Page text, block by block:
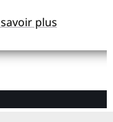
plus